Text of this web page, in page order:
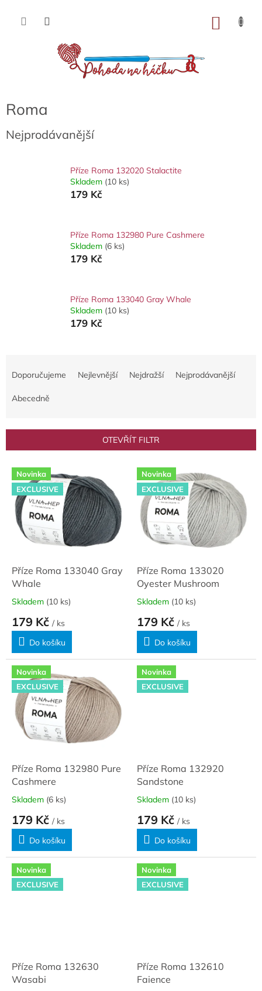
obsah
Roma
Nejprodávanější
Příze Roma 132020 Stalactite
Skladem (10 ks)
179 Kč
Příze Roma 132980 Pure Cashmere
Skladem (6 ks)
179 Kč
Příze Roma 133040 Gray Whale
Skladem (10 ks)
179 Kč
r
d
Doporučujeme Nejlevnější Nejdražší Nejprodávanější
Abecedně
OTEVŘÍT FILTR
V
p
u
Novinka
EXCLUSIVE
Příze Roma 133040 Gray
Whale
Skladem (10 ks)
179 Kč / ks
Do košíku
Novinka
EXCLUSIVE
Příze Roma 133020
Oyester Mushroom
Skladem (10 ks)
179 Kč / ks
Do košíku
Novinka
EXCLUSIVE
Příze Roma 132980 Pure
Cashmere
Skladem (6 ks)
179 Kč / ks
Do košíku
Novinka
EXCLUSIVE
Příze Roma 132920
Sandstone
Skladem (10 ks)
179 Kč / ks
Do košíku
Novinka
EXCLUSIVE
Příze Roma 132630
Wasabi
Novinka
EXCLUSIVE
Příze Roma 132610
Faience